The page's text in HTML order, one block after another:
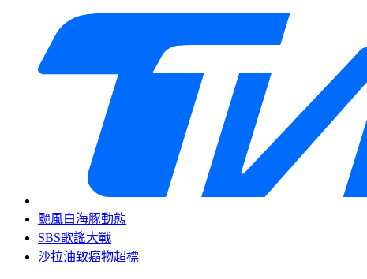
颱風白海豚動態
SBS歌謠大戰
沙拉油致癌物超標